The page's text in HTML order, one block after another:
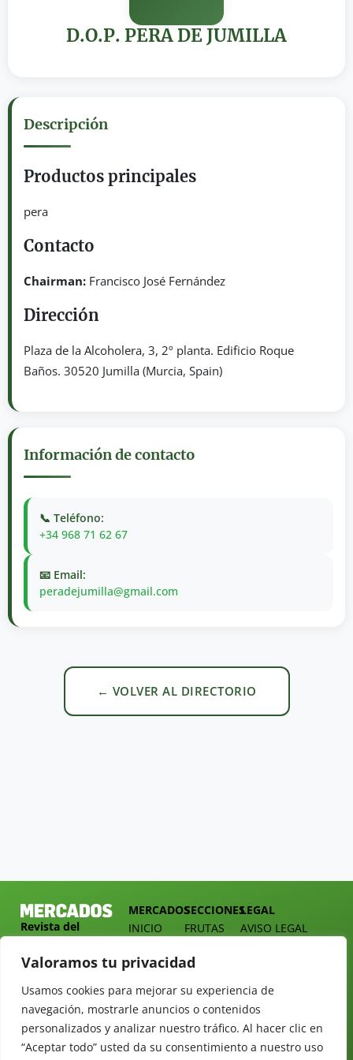
Valoramos tu privacidad
Usamos cookies para mejorar su experiencia de
navegación, mostrarle anuncios o contenidos
personalizados y analizar nuestro tráfico. Al hacer clic en
“Aceptar todo” usted da su consentimiento a nuestro uso
D.O.P. PERA DE JUMILLA
Descripción
Productos principales
pera
Contacto
Chairman: Francisco José Fernández
Dirección
Plaza de la Alcoholera, 3, 2º planta. Edificio Roque
Baños. 30520 Jumilla (Murcia, Spain)
Información de contacto
📞 Teléfono:
+34 968 71 62 67
📧 Email:
peradejumilla@gmail.com
← VOLVER AL DIRECTORIO
Revista del
Hortofrutícola
C/
Presidente
Cárdenas nº
10.
MERCADOS
INICIO
SOMOS
Y
TARIFAS
REVISTAS
NEWSLETTER
SECCIONES
FRUTAS
EMPRESA
MERCADOS
ALIMENTACIÓN
OPINIÓN
30 DE
LEGAL
AVISO LEGAL